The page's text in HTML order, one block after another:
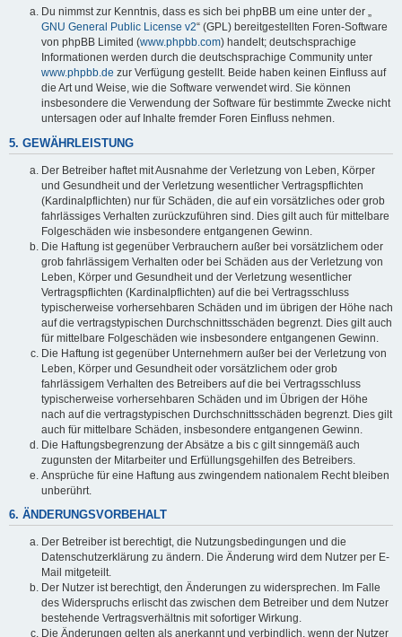
Du nimmst zur Kenntnis, dass es sich bei phpBB um eine unter der „
GNU General Public License v2“ (GPL) bereitgestellten Foren-Software
von phpBB Limited (www.phpbb.com) handelt; deutschsprachige
Informationen werden durch die deutschsprachige Community unter
www.phpbb.de zur Verfügung gestellt. Beide haben keinen Einfluss auf
die Art und Weise, wie die Software verwendet wird. Sie können
insbesondere die Verwendung der Software für bestimmte Zwecke nicht
untersagen oder auf Inhalte fremder Foren Einfluss nehmen.
5. GEWÄHRLEISTUNG
Der Betreiber haftet mit Ausnahme der Verletzung von Leben, Körper
und Gesundheit und der Verletzung wesentlicher Vertragspflichten
(Kardinalpflichten) nur für Schäden, die auf ein vorsätzliches oder grob
fahrlässiges Verhalten zurückzuführen sind. Dies gilt auch für mittelbare
Folgeschäden wie insbesondere entgangenen Gewinn.
Die Haftung ist gegenüber Verbrauchern außer bei vorsätzlichem oder
grob fahrlässigem Verhalten oder bei Schäden aus der Verletzung von
Leben, Körper und Gesundheit und der Verletzung wesentlicher
Vertragspflichten (Kardinalpflichten) auf die bei Vertragsschluss
typischerweise vorhersehbaren Schäden und im übrigen der Höhe nach
auf die vertragstypischen Durchschnittsschäden begrenzt. Dies gilt auch
für mittelbare Folgeschäden wie insbesondere entgangenen Gewinn.
Die Haftung ist gegenüber Unternehmern außer bei der Verletzung von
Leben, Körper und Gesundheit oder vorsätzlichem oder grob
fahrlässigem Verhalten des Betreibers auf die bei Vertragsschluss
typischerweise vorhersehbaren Schäden und im Übrigen der Höhe
nach auf die vertragstypischen Durchschnittsschäden begrenzt. Dies gilt
auch für mittelbare Schäden, insbesondere entgangenen Gewinn.
Die Haftungsbegrenzung der Absätze a bis c gilt sinngemäß auch
zugunsten der Mitarbeiter und Erfüllungsgehilfen des Betreibers.
Ansprüche für eine Haftung aus zwingendem nationalem Recht bleiben
unberührt.
6. ÄNDERUNGSVORBEHALT
Der Betreiber ist berechtigt, die Nutzungsbedingungen und die
Datenschutzerklärung zu ändern. Die Änderung wird dem Nutzer per E-
Mail mitgeteilt.
Der Nutzer ist berechtigt, den Änderungen zu widersprechen. Im Falle
des Widerspruchs erlischt das zwischen dem Betreiber und dem Nutzer
bestehende Vertragsverhältnis mit sofortiger Wirkung.
Die Änderungen gelten als anerkannt und verbindlich, wenn der Nutzer